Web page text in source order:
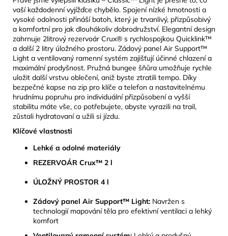
vaší každodenní vyjížďce chybělo. Spojení nízké hmotnosti a
vysoké odolnosti přináší batoh, který je trvanlivý, přizpůsobivý
a komfortní pro jak dlouhákoliv dobrodružství. Elegantní design
zahrnuje 2litrový rezervoár Crux® s rychlospojkou Quicklink™
a další 2 litry úložného prostoru. Zádový panel Air Support™
Light a ventilovaný ramenní systém zajišťují účinné chlazení a
maximální prodyšnost. Pružná bungee šňůra umožňuje rychle
uložit další vrstvu oblečení, aniž byste ztratili tempo. Díky
bezpečné kapse na zip pro klíče a telefon a nastavitelnému
hrudnímu popruhu pro individuální přizpůsobení a vyšší
stabilitu máte vše, co potřebujete, abyste vyrazili na trail,
zůstali hydratovaní a užili si jízdu.
Klíčové vlastnosti
Lehké a odolné materiály
REZERVOÁR Crux™ 2 l
ÚLOŽNÝ PROSTOR 4 l
Zádový panel Air Support™ Light: Navržen s
technologií mapování těla pro efektivní ventilaci a lehký
komfort
281
Kč
Původně:
469
Kč